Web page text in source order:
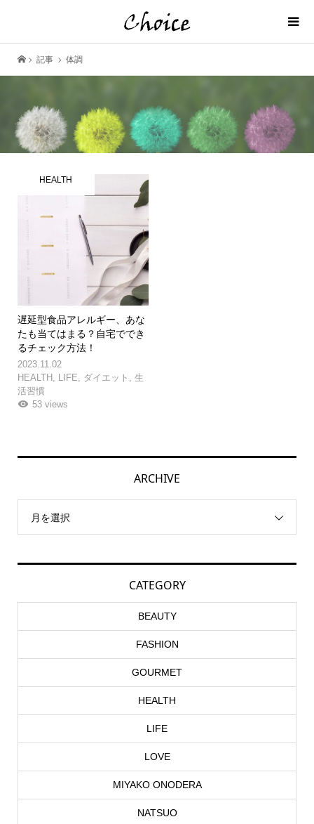
記事 体調
HEALTH
遅延型食品アレルギー、あな
たも当てはまる？自宅ででき
るチェック方法！
2023.11.02
HEALTH, LIFE ダイエット
生
活習慣
53 views
ARCHIVE
月を選択
CATEGORY
BEAUTY
FASHION
GOURMET
HEALTH
LIFE
LOVE
MIYAKO ONODERA
NATSUO